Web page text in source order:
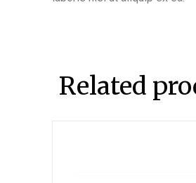
Related